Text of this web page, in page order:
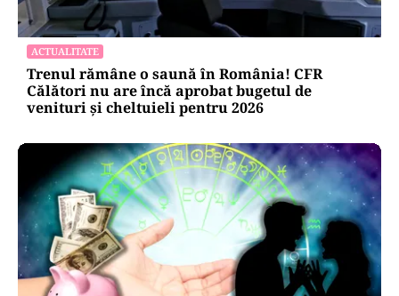
ACTUALITATE
Trenul rămâne o saună în România! CFR
Călători nu are încă aprobat bugetul de
venituri și cheltuieli pentru 2026